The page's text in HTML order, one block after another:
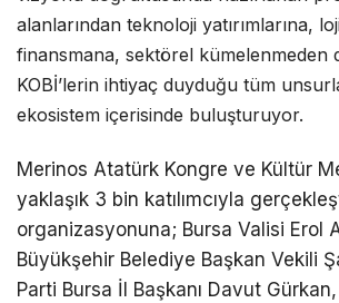
alanlarından teknoloji yatırımlarına,
finansmana, sektörel kümelenmeden
KOBİ’lerin ihtiyaç duyduğu tüm
ekosistem içerisinde buluşturuyor.
Merinos Atatürk Kongre ve Kültür
yaklaşık 3 bin katılımcıyla
organizasyonuna; Bursa Valisi Erol
Büyükşehir Belediye Başkan Vekili
Parti Bursa İl Başkanı Davut Gürkan,